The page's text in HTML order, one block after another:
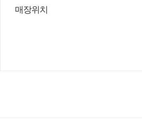
매장위치